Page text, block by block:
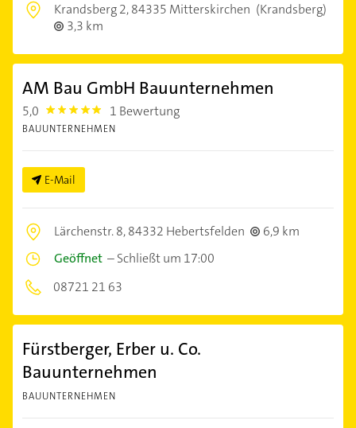
Krandsberg 2,84335 Mitterskirchen (Krandsberg)
3,3 km
AM Bau GmbH Bauunternehmen
5,0 5.0 1 Bewertung
BAUUNTERNEHMEN
E-Mail
Lärchenstr. 8,84332 Hebertsfelden
6,9 km
Geöffnet –Schließt um 17:00
08721 21 63
Fürstberger, Erber u. Co.
Bauunternehmen
BAUUNTERNEHMEN